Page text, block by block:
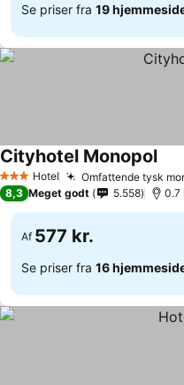
Se priser fra 19
3 StjernerHotel Omfattende tysk
Cityhotel Monopol
8,3 Meget godt 5.558 0.7
Af 577 kr.
Se priser fra 16